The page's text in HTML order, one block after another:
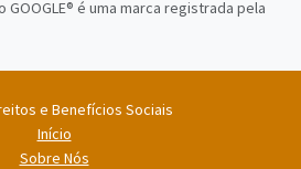
GOOGLE® é uma marca registrada pela
e Benefícios Sociais
Início
Sobre Nós